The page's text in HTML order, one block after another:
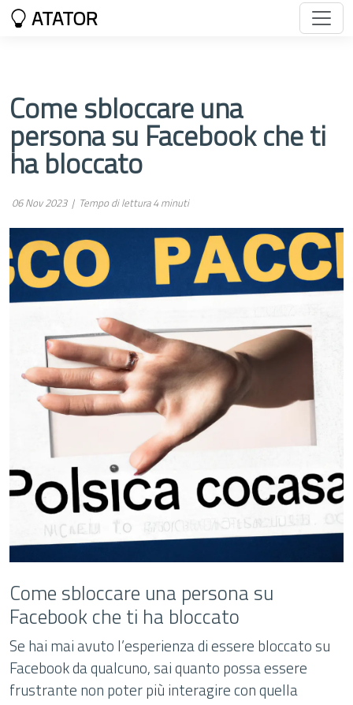
ATATOR
Come sbloccare una
persona su Facebook che ti
ha bloccato
06 Nov 2023 | Tempo di lettura 4 minuti
Come sbloccare una persona su
Facebook che ti ha bloccato
Se hai mai avuto l’esperienza di essere bloccato su
Facebook da qualcuno, sai quanto possa essere
frustrante non poter più interagire con quella